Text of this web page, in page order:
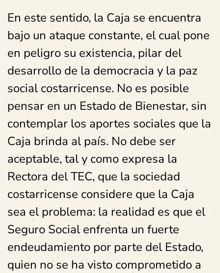
En este sentido, la Caja se encuentra
bajo un ataque constante, el cual pone
en peligro su existencia, pilar del
desarrollo de la democracia y la paz
social costarricense. No es posible
pensar en un Estado de Bienestar, sin
contemplar los aportes sociales que la
Caja brinda al país. No debe ser
aceptable, tal y como expresa la
Rectora del TEC, que la sociedad
costarricense considere que la Caja
sea el problema: la realidad es que el
Seguro Social enfrenta un fuerte
endeudamiento por parte del Estado,
quien no se ha visto comprometido a